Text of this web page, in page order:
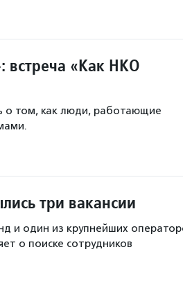
встреча «Как НКО
о том, как люди, работающие
три вакансии
и один из крупнейших
о поиске сотрудников